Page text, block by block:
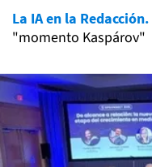
La IA en la Redacción.
"momento Kaspárov"